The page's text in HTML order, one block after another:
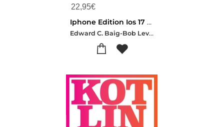
22,95€
Iphone Edition Ios 17 Pour Les Nuls
Edward C. Baig-Bob Levitus